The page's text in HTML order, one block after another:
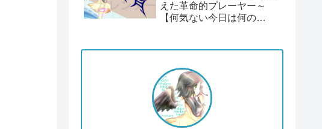
えた革命的プレーヤー～
【何気ない今日は何の